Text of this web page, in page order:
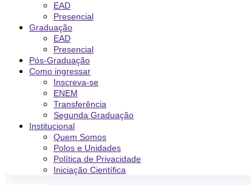
EAD
Presencial
Graduação
EAD
Presencial
Pós-Graduação
Como ingressar
Inscreva-se
ENEM
Transferência
Segunda Graduação
Institucional
Quem Somos
Polos e Unidades
Política de Privacidade
Iniciação Científica